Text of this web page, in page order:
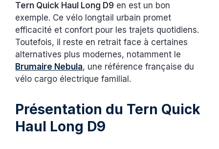
Tern Quick Haul Long D9 en est un bon
exemple. Ce vélo longtail urbain promet
efficacité et confort pour les trajets quotidiens.
Toutefois, il reste en retrait face à certaines
alternatives plus modernes, notamment le
Brumaire Nebula, une référence française du
vélo cargo électrique familial.
Présentation du Tern Quick
Haul Long D9